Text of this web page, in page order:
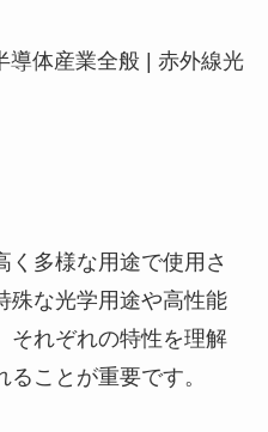
導体産業全般 | 赤外線光
く多様な用途で使用さ
殊な光学用途や高性能
それぞれの特性を理解
ことが重要です。